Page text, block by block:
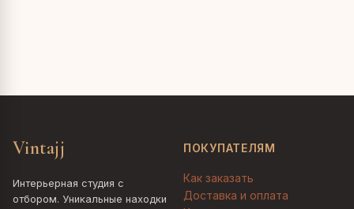
Vintajj
Интерьерная студия с
отбором. Уникальные находки
ПОКУПАТЕЛЯМ
Как заказать
Доставка и оплата